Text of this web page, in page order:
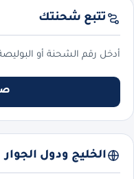
تتبع شحنتك
أدخل رقم الشحنة أو
الخليج ودول الجوار